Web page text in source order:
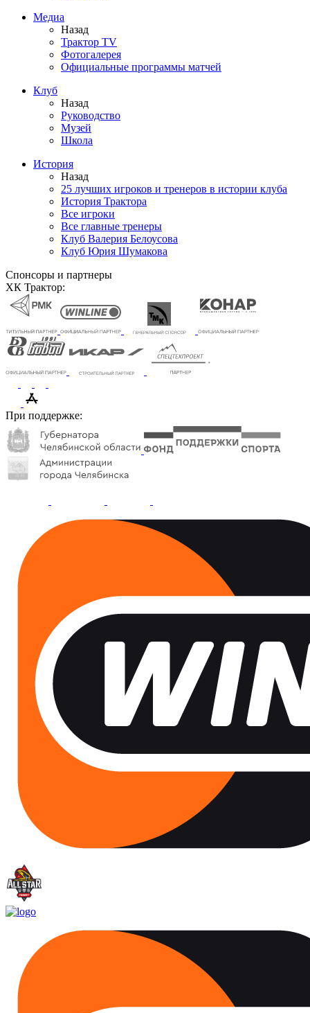
Медиа
Назад
Трактор TV
Фотогалерея
Официальные программы матчей
Клуб
Назад
Руководство
Музей
Школа
История
Назад
25 лучших игроков и тренеров в истории клуба
История Трактора
Все игроки
Все главные тренеры
Клуб Валерия Белоусова
Клуб Юрия Шумакова
Спонсоры и партнеры
ХК Трактор:
При поддержке: